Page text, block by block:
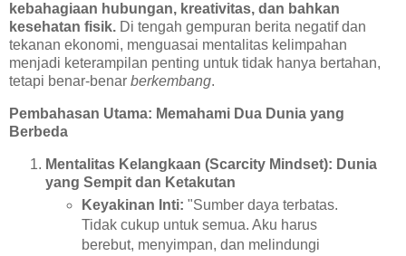
kebahagiaan hubungan, kreativitas, dan bahkan
kesehatan fisik. Di tengah gempuran berita negatif dan
tekanan ekonomi, menguasai mentalitas kelimpahan
menjadi keterampilan penting untuk tidak hanya bertahan,
tetapi benar-benar berkembang.
Pembahasan Utama: Memahami Dua Dunia yang
Berbeda
Mentalitas Kelangkaan (Scarcity Mindset): Dunia
yang Sempit dan Ketakutan
Keyakinan Inti: "Sumber daya terbatas.
Tidak cukup untuk semua. Aku harus
berebut, menyimpan, dan melindungi